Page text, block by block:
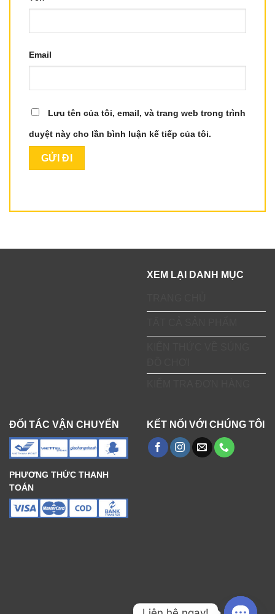
Email
Lưu tên của tôi, email, và trang web trong trình
duyệt này cho lần bình luận kế tiếp của tôi.
XEM LẠI DANH MỤC
ĐỐI TÁC VẬN CHUYỂN
PHƯƠNG THỨC THANH
TOÁN
KẾT NỐI VỚI CHÚNG TÔI